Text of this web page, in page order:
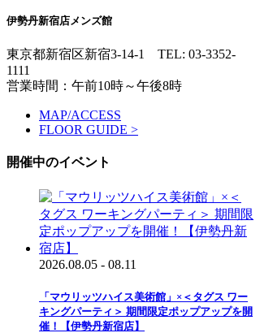
伊勢丹新宿店メンズ館
東京都新宿区新宿3-14-1 TEL: 03-3352-
1111
営業時間：午前10時～午後8時
MAP/ACCESS
FLOOR GUIDE >
開催中のイベント
2026.08.05 - 08.11
「マウリッツハイス美術館」×＜タグス ワー
キングパーティ＞ 期間限定ポップアップを開
催！【伊勢丹新宿店】